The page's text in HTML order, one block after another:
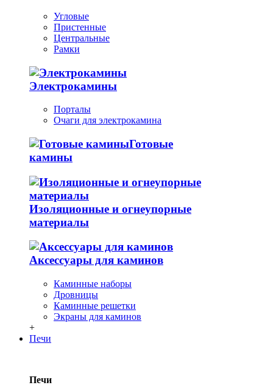
Угловые
Пристенные
Центральные
Рамки
Электрокамины
Порталы
Очаги для электрокамина
Готовые
камины
Изоляционные и огнеупорные
материалы
Аксессуары для каминов
Каминные наборы
Дровницы
Каминные решетки
Экраны для каминов
+
Печи
Печи